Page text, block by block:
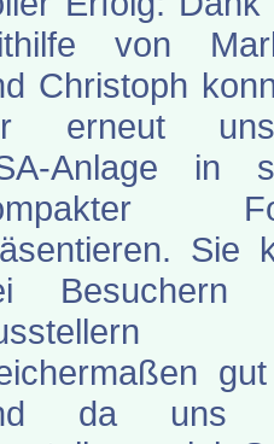
von
Christoph
erneut
Anlage in
Sie
Besuchern
da uns